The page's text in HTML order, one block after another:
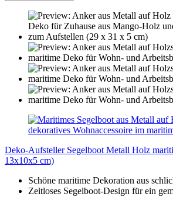
Deko-Aufsteller Segelboot Metall Holz
13x10x5 cm)
Schöne maritime Dekoration aus
Zeitloses Segelboot-Design für ein